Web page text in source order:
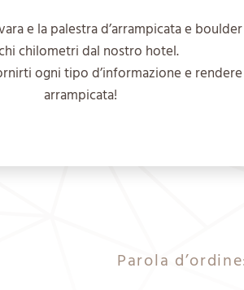
e la palestra d’arrampicata e
chilometri dal nostro hotel.
ogni tipo d’informazione e
arrampicata!
Parola